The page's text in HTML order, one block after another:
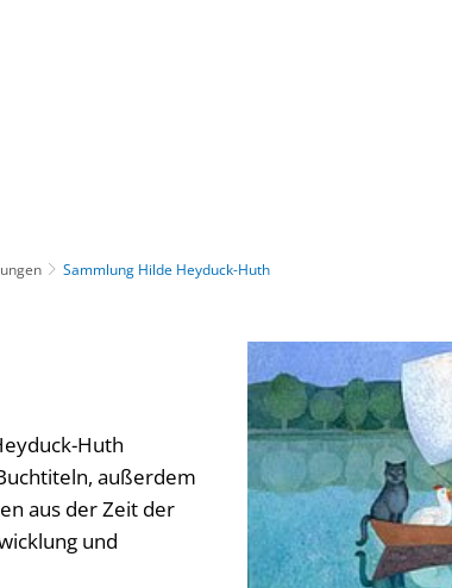
Sammlung Hilde Heyduck-Huth
Huth
außerdem
aus der Zeit der
und